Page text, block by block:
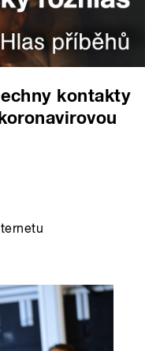
kontakty